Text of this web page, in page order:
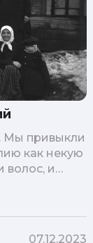
Мы привыкли
как некую
волос, и
07.12.2023